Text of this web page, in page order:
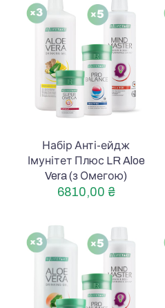
Набір Анті-ейдж
Імунітет Плюс LR Aloe
Vera (з Омегою)
6810,00 ₴